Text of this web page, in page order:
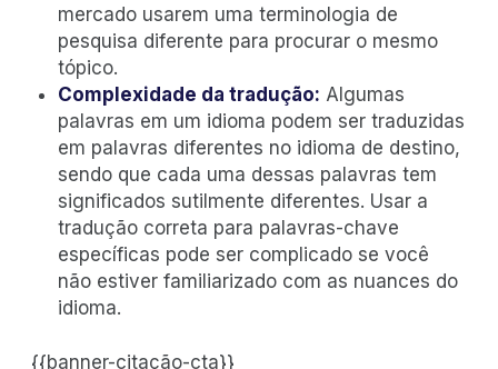
mercado usarem uma terminologia de
pesquisa diferente para procurar o mesmo
tópico.
Complexidade da tradução: Algumas
palavras em um idioma podem ser traduzidas
em palavras diferentes no idioma de destino,
sendo que cada uma dessas palavras tem
significados sutilmente diferentes. Usar a
tradução correta para palavras-chave
específicas pode ser complicado se você
não estiver familiarizado com as nuances do
idioma.
{{banner-citação-cta}}